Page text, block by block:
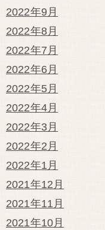
2022年9月
2022年8月
2022年7月
2022年6月
2022年5月
2022年4月
2022年3月
2022年2月
2022年1月
2021年12月
2021年11月
2021年10月